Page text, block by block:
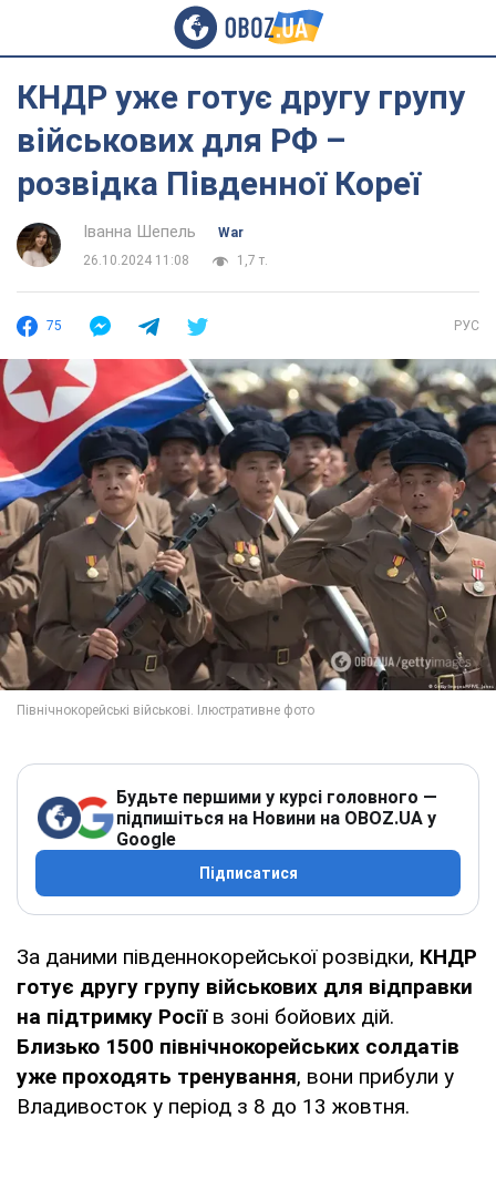
КНДР уже готує другу групу
військових для РФ –
розвідка Південної Кореї
Іванна Шепель
War
26.10.2024 11:08
1,7 т.
75 РУС
Будьте першими у курсі головного —
підпишіться на Новини на OBOZ.UA у
Google
Підписатися
За даними південнокорейської розвідки, КНДР
готує другу групу військових для відправки
на підтримку Росії в зоні бойових дій.
Близько 1500 північнокорейських солдатів
уже проходять тренування, вони прибули у
Владивосток у період з 8 до 13 жовтня.